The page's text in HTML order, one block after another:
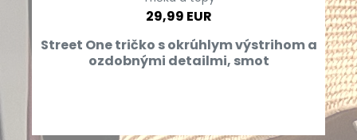
29,99 EUR
Street One tričko s okrúhlym výstrihom a
ozdobnými detailmi, smot